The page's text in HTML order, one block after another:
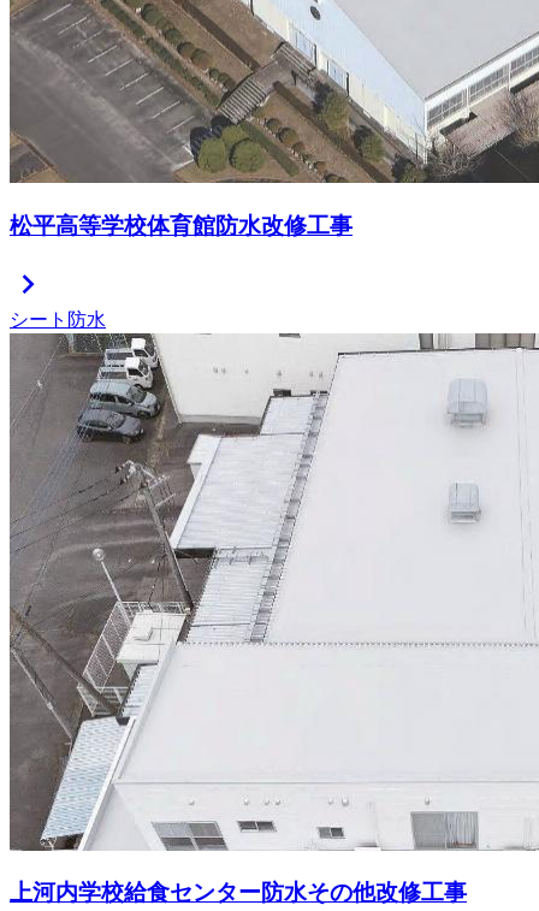
松平高等学校体育館防水改修工事
chevron_right
シート防水
上河内学校給食センター防水その他改修工事